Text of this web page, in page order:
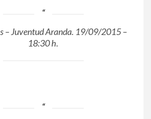
– Juventud Aranda. 19/09/2015 –
18:30 h.